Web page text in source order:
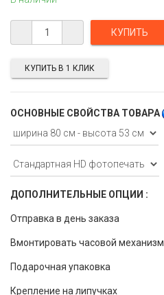
ОСНОВНЫЕ СВОЙСТВА ТОВАРА
ДОПОЛНИТЕЛЬНЫЕ ОПЦИИ :
Отправка в день заказа
Вмонтировать часовой механизм
Подарочная упаковка
Крепление на липучках
КУПИТЬ В 1 КЛИК